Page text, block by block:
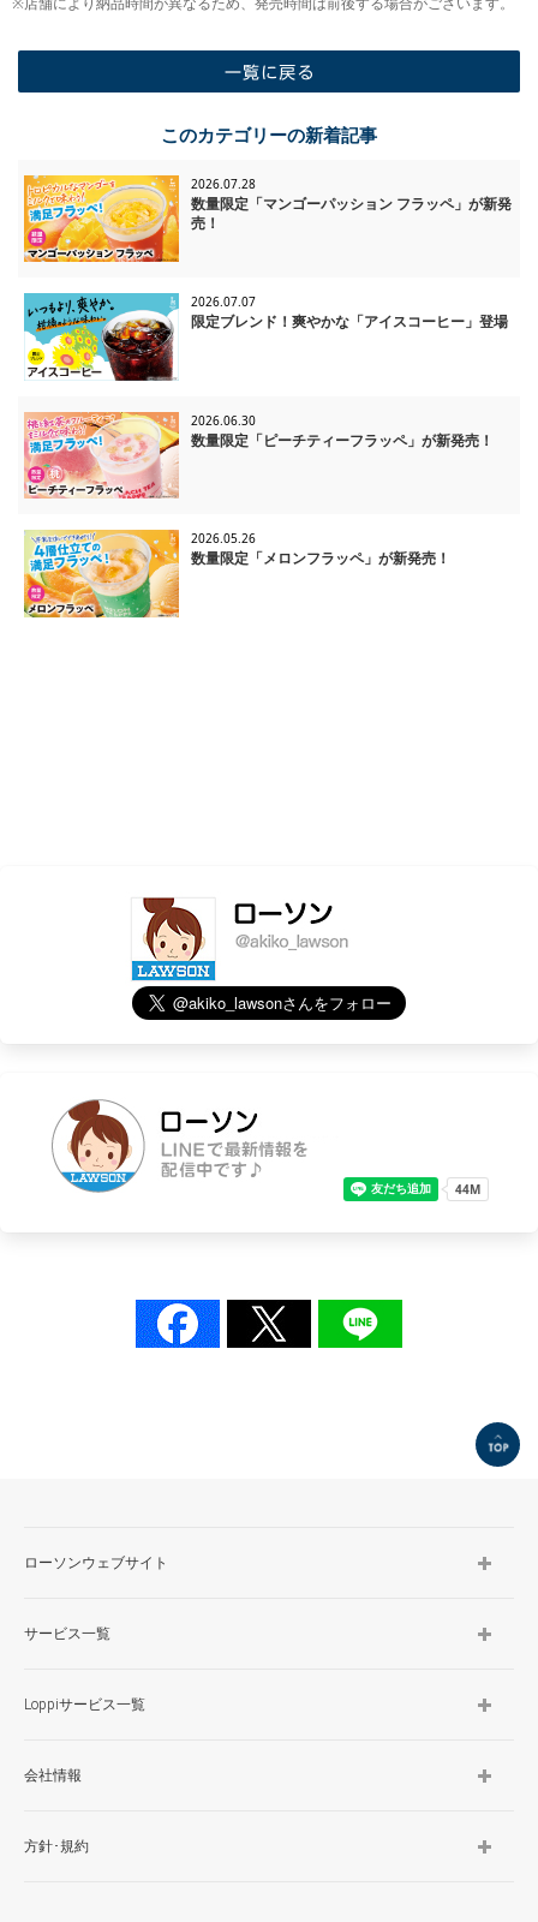
このカテゴリーの新着記事
2026.07.28
数量限定「マンゴーパッション フラッペ」が新発
売！
2026.07.07
限定ブレンド！爽やかな「アイスコーヒー」登場
2026.06.30
数量限定「ピーチティーフラッペ」が新発売！
2026.05.26
数量限定「メロンフラッペ」が新発売！
ローソンウェブサイト
サービス一覧
Loppiサービス一覧
会社情報
方針･規約